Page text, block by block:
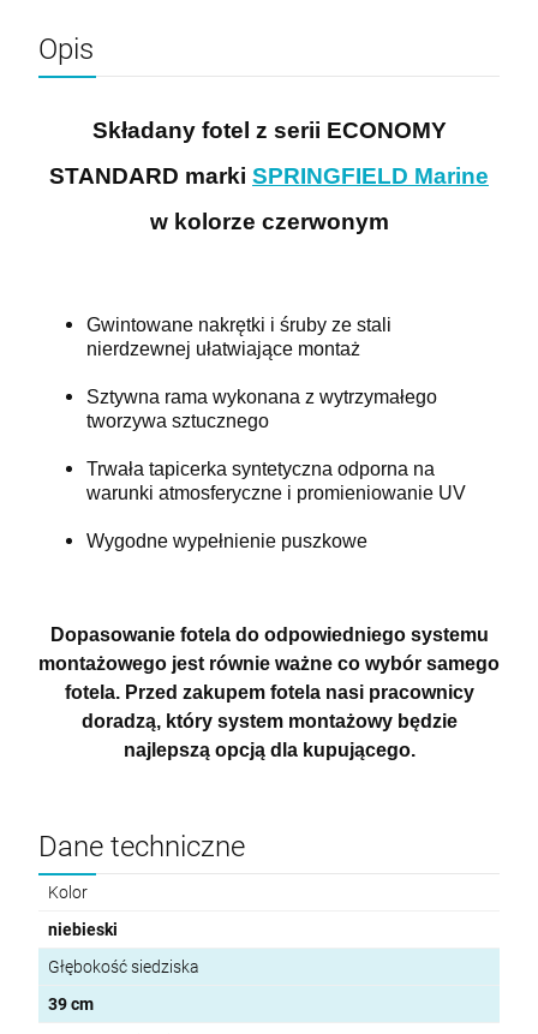
Opis
Składany fotel z serii ECONOMY
STANDARD marki SPRINGFIELD Marine
w kolorze czerwonym
Gwintowane nakrętki i śruby ze stali
nierdzewnej ułatwiające montaż
Sztywna rama wykonana z wytrzymałego
tworzywa sztucznego
Trwała tapicerka syntetyczna odporna na
warunki atmosferyczne i promieniowanie UV
Wygodne wypełnienie puszkowe
Dopasowanie fotela do odpowiedniego systemu
montażowego jest równie ważne co wybór samego
fotela. Przed zakupem fotela nasi pracownicy
doradzą, który system montażowy będzie
najlepszą opcją dla kupującego.
Dane techniczne
Kolor
niebieski
Głębokość siedziska
39 cm